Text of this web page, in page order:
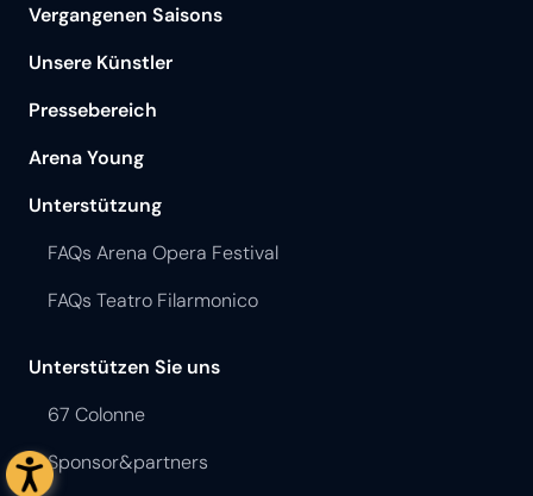
Vergangenen Saisons
Unsere Künstler
Pressebereich
Arena Young
Unterstützung
FAQs Arena Opera Festival
FAQs Teatro Filarmonico
Unterstützen Sie uns
67 Colonne
Sponsor&partners